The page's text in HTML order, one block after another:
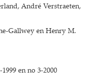
André Verstraeten,
Gallwey en Henry M.
en no 3-2000